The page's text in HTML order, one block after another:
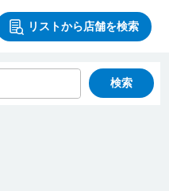
リストから店舗を検索
検索